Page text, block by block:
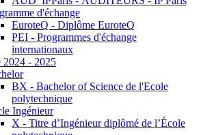
d'échange
EuroteQ - Diplôme EuroteQ
PEI - Programmes d'échange
internationaux
2024 - 2025
BX - Bachelor of Science de l'Ecole
polytechnique
Ingénieur
X - Titre d’Ingénieur diplômé de l’École